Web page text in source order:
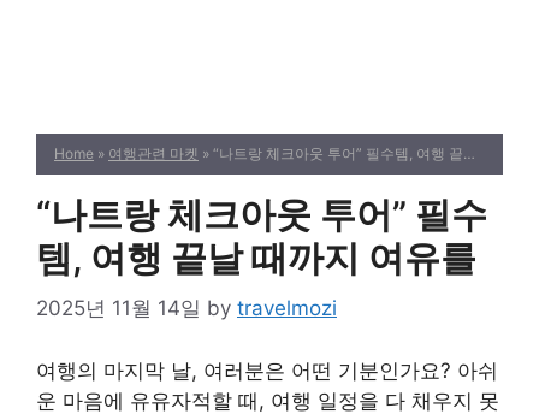
Home » 여행관련 마켓 » “나트랑 체크아웃 투어” 필수템, 여행 끝날 때까지 여유를
“나트랑 체크아웃 투어” 필수
템, 여행 끝날 때까지 여유를
2025년 11월 14일 by travelmozi
여행의 마지막 날, 여러분은 어떤 기분인가요? 아쉬
운 마음에 유유자적할 때, 여행 일정을 다 채우지 못